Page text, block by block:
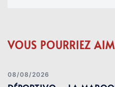
VOUS POURRIEZ
08/08/2026